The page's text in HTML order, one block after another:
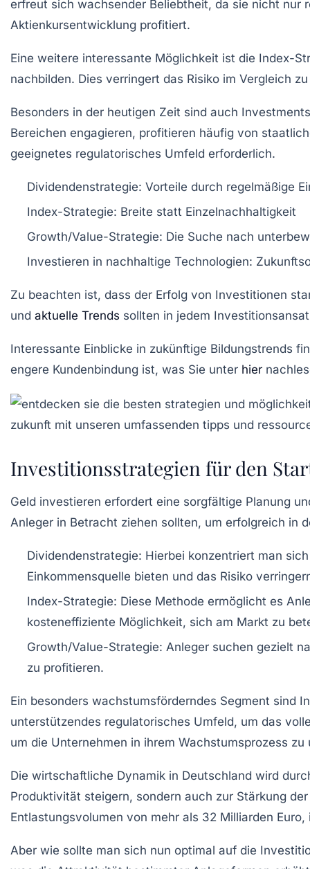
erfreut sich wachsender Beliebtheit, da sie nicht nur
Aktienkursentwicklung profitiert.
Eine weitere interessante Möglichkeit ist die Index-
nachbilden. Dies verringert das Risiko im Vergleich
Besonders in der heutigen Zeit sind auch
Bereichen engagieren, profitieren häufig von
geeignetes regulatorisches Umfeld erforderlich.
Dividendenstrategie: Vorteile durch regelmäßige
Index-Strategie: Breite statt Einzelnachhaltigkeit
Growth/Value-Strategie: Die Suche nach
Investieren in nachhaltige Technologien:
Zu beachten ist, dass der Erfolg von Investitionen
und aktuelle Trends sollten in jedem
Interessante Einblicke in zukünftige Bildungstrends
engere Kundenbindung ist, was Sie unter hier
Investitionsstrategien für den
Geld investieren erfordert eine sorgfältige Planung
Anleger in Betracht ziehen sollten, um erfolgreich in
Dividendenstrategie: Hierbei konzentriert man
Einkommensquelle bieten und das Risiko
Index-Strategie: Diese Methode ermöglicht es
kosteneffiziente Möglichkeit, sich am Markt zu
Growth/Value-Strategie: Anleger suchen gezielt
zu profitieren.
Ein besonders wachstumsförderndes Segment sind
unterstützendes regulatorisches Umfeld, um das
um die Unternehmen in ihrem Wachstumsprozess zu
Die wirtschaftliche Dynamik in Deutschland wird
Produktivität steigern, sondern auch zur Stärkung
Entlastungsvolumen von mehr als 32 Milliarden
Aber wie sollte man sich nun optimal auf die